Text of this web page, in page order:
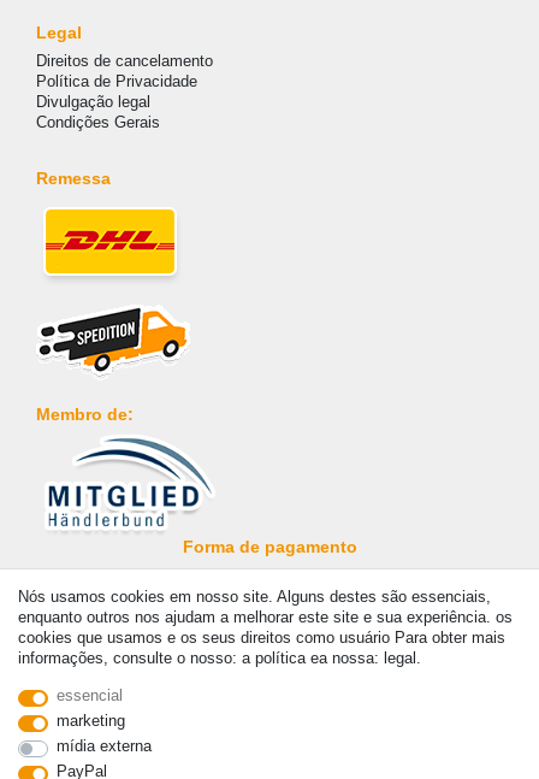
Legal
Direitos de cancelamento
Política de Privacidade
Divulgação legal
Condições Gerais
Remessa
Membro de:
Forma de pagamento
© Copyright 2026 | Todos os direitos reservados. - Prices incl. VAT. 19% VAT Basic prices
see article detail | * Applies to deliveries to the UK!
Nós usamos cookies em nosso site. Alguns destes são essenciais,
enquanto outros nos ajudam a melhorar este site e sua experiência. os
cookies que usamos e os seus direitos como usuário Para obter mais
informações, consulte o nosso: a política ea nossa: legal.
essencial
marketing
mídia externa
PayPal